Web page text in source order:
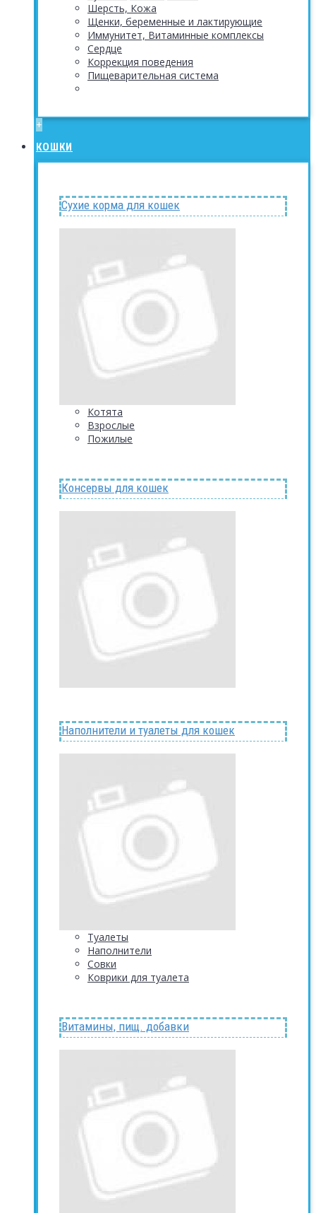
Шерсть, Кожа
Щенки, беременные и лактирующие
Иммунитет, Витаминные комплексы
Сердце
Коррекция поведения
Пищеварительная система
+
КОШКИ
Сухие корма для кошек
Котята
Взрослые
Пожилые
Консервы для кошек
Наполнители и туалеты для кошек
Туалеты
Наполнители
Совки
Коврики для туалета
Витамины, пищ. добавки